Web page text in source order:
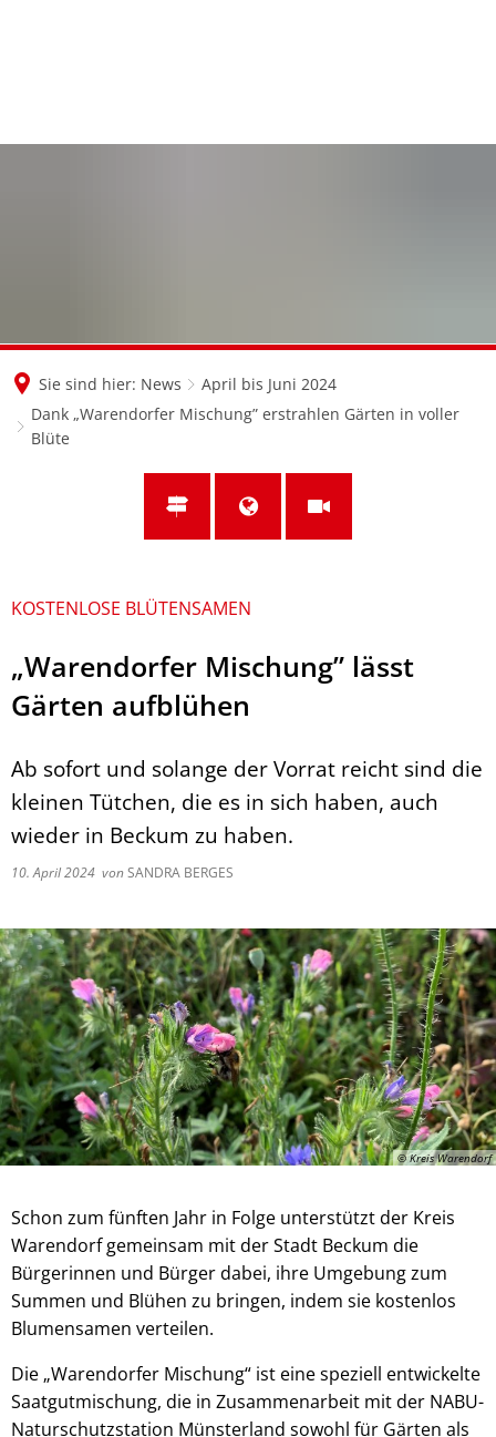
de
Sie sind hier: News
April bis Juni 2024
Dank „Warendorfer Mischung” erstrahlen Gärten in voller
Blüte
KOSTENLOSE BLÜTENSAMEN
„Warendorfer Mischung” lässt
Gärten aufblühen
Ab sofort und solange der Vorrat reicht sind die
kleinen Tütchen, die es in sich haben, auch
wieder in Beckum zu haben.
10. April 2024 vonSANDRA BERGES
© Kreis Warendorf
Schon zum fünften Jahr in Folge unterstützt der Kreis
Warendorf gemeinsam mit der Stadt Beckum die
Bürgerinnen und Bürger dabei, ihre Umgebung zum
Summen und Blühen zu bringen, indem sie kostenlos
Blumensamen verteilen.
Die „Warendorfer Mischung“ ist eine speziell entwickelte
Saatgutmischung, die in Zusammenarbeit mit der NABU-
Naturschutzstation Münsterland sowohl für Gärten als